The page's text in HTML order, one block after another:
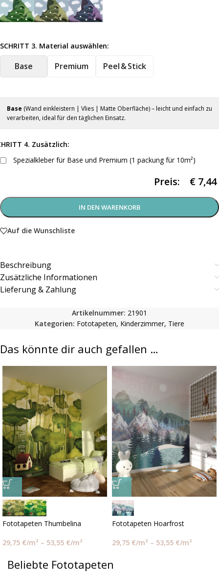
SCHRITT 3. Material auswählen:
Base Premium Peel & Stick
Base (Wand einkleistern | Vlies | Matte Oberfläche) – leicht und einfach zu
verarbeiten, ideal für den täglichen Einsatz.
4. Zusätzlich:
Spezialkleber für Base und Premium (1 packung für 10m²)
Preis: € 7,44
IN DEN WARENKORB
Auf die Wunschliste
Beschreibung
Zusätzliche Informationen
Lieferung & Zahlung
Artikelnummer: 21901
Kategorien: Fototapeten, Kinderzimmer, Tiere
Das könnte dir auch gefallen …
Fototapeten Thumbelina
29,75 €/m² – 53,55 €/m²
Fototapeten Hoarfrost
29,75 €/m² – 53,55 €/m²
Beliebte Fototapeten